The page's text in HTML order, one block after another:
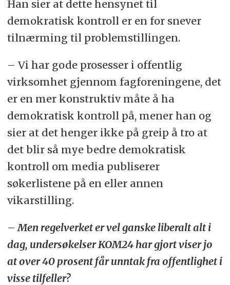
Han sier at dette hensynet til
demokratisk kontroll er en for snever
tilnærming til problemstillingen.
– Vi har gode prosesser i offentlig
virksomhet gjennom fagforeningene, det
er en mer konstruktiv måte å ha
demokratisk kontroll på, mener han og
sier at det henger ikke på greip å tro at
det blir så mye bedre demokratisk
kontroll om media publiserer
søkerlistene på en eller annen
vikarstilling.
– Men regelverket er vel ganske liberalt alt i
dag, undersøkelser KOM24 har gjort viser jo
at over 40 prosent får unntak fra offentlighet i
visse tilfeller?